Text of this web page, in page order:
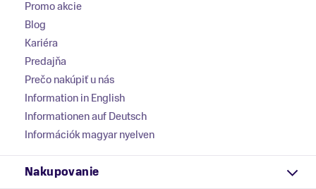
Promo akcie
Blog
Kariéra
Predajňa
Prečo nakúpiť u nás
Information in English
Informationen auf Deutsch
Információk magyar nyelven
Nakupovanie